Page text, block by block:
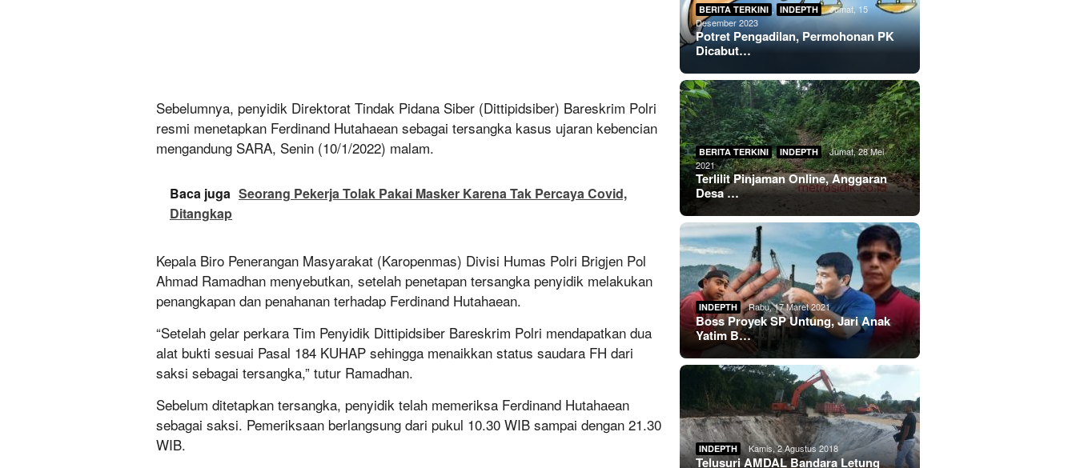
Sebelumnya, penyidik Direktorat Tindak Pidana Siber (Dittipidsiber) Bareskrim Polri
resmi menetapkan Ferdinand Hutahaean sebagai tersangka kasus ujaran kebencian
mengandung SARA, Senin (10/1/2022) malam.
Baca juga Seorang Pekerja Tolak Pakai Masker Karena Tak Percaya Covid,
Ditangkap
Kepala Biro Penerangan Masyarakat (Karopenmas) Divisi Humas Polri Brigjen Pol
Ahmad Ramadhan menyebutkan, setelah penetapan tersangka penyidik melakukan
penangkapan dan penahanan terhadap Ferdinand Hutahaean.
“Setelah gelar perkara Tim Penyidik Dittipidsiber Bareskrim Polri mendapatkan dua
alat bukti sesuai Pasal 184 KUHAP sehingga menaikkan status saudara FH dari
saksi sebagai tersangka,” tutur Ramadhan.
Sebelum ditetapkan tersangka, penyidik telah memeriksa Ferdinand Hutahaean
sebagai saksi. Pemeriksaan berlangsung dari pukul 10.30 WIB sampai dengan 21.30
WIB.
BERITA TERKINI , INDEPTH
Jumat, 15
Desember 2023
Potret Pengadilan, Permohonan PK
Dicabut…
BERITA TERKINI , INDEPTH
Jumat, 28 Mei
2021
Terlilit Pinjaman Online, Anggaran
Desa …
INDEPTH Rabu, 17 Maret 2021
Boss Proyek SP Untung, Jari Anak
Yatim B…
INDEPTH Kamis, 2 Agustus 2018
Telusuri AMDAL Bandara Letung